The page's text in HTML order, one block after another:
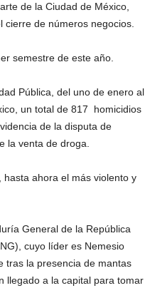
de la Ciudad de México,
cierre de números negocios.
semestre de este año.
Pública, del uno de enero al
un total de 817 homicidios
de la disputa de
la venta de droga.
ahora el más violento y
General de la República
cuyo líder es Nemesio
tras la presencia de mantas
llegado a la capital para tomar